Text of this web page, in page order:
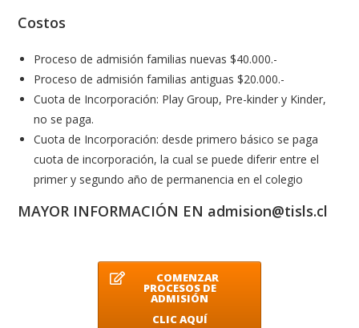
Costos
Proceso de admisión familias nuevas $40.000.-
Proceso de admisión familias antiguas $20.000.-
Cuota de Incorporación: Play Group, Pre-kinder y Kinder,
no se paga.
Cuota de Incorporación: desde primero básico se paga
cuota de incorporación, la cual se puede diferir entre el
primer y segundo año de permanencia en el colegio
MAYOR INFORMACIÓN EN admision@tisls.cl
COMENZAR
PROCESOS DE
ADMISIÓN
CLIC AQUÍ